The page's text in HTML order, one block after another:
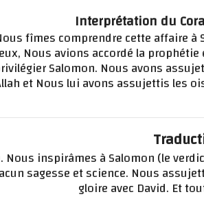
Interprétation du
fîmes comprendre cette affaire à
Nous avions accordé la
Salomon. Nous avons
et Nous lui avons assujettis les
Nous inspirâmes à Salomon (le
sagesse et science. Nous
gloire avec David. Et